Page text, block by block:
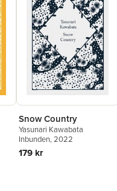
Snow Country
Yasunari Kawabata
Inbunden, 2022
179 kr